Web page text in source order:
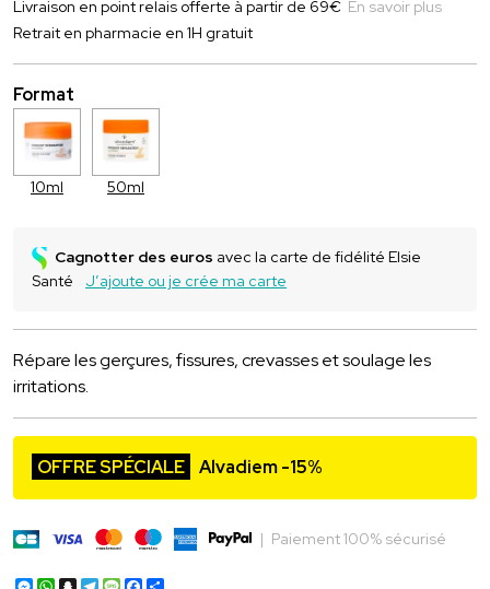
Livraison en point relais offerte à partir de 69€ En savoir plus
Retrait en pharmacie en 1H gratuit
Format
10ml 50ml
Cagnotter des euros avec la carte de fidélité Elsie
Santé
J’ajoute ou je crée ma carte
Répare les gerçures, fissures, crevasses et soulage les
irritations.
OFFRE SPÉCIALE Alvadiem -15%
| Paiement 100% sécurisé